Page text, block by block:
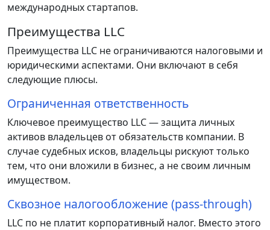
международных стартапов.
Преимущества LLC
Преимущества LLC не ограничиваются налоговыми и
юридическими аспектами. Они включают в себя
следующие плюсы.
Ограниченная ответственность
Ключевое преимущество LLC — защита личных
активов владельцев от обязательств компании. В
случае судебных исков, владельцы рискуют только
тем, что они вложили в бизнес, а не своим личным
имуществом.
Сквозное налогообложение (pass-through)
LLC по не платит корпоративный налог. Вместо этого